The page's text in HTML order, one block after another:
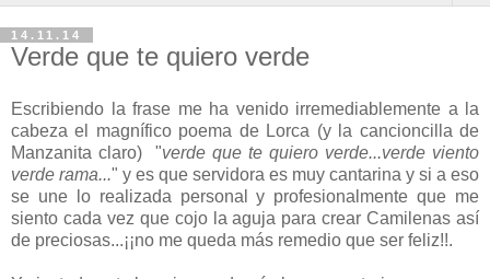
14.11.14
Verde que te quiero verde
Escribiendo la frase me ha venido irremediablemente a la
cabeza el magnífico poema de Lorca (y la cancioncilla de
Manzanita claro) "verde que te quiero verde...verde viento
verde rama..." y es que servidora es muy cantarina y si a eso
se une lo realizada personal y profesionalmente que me
siento cada vez que cojo la aguja para crear Camilenas así
de preciosas...¡¡no me queda más remedio que ser feliz!!.